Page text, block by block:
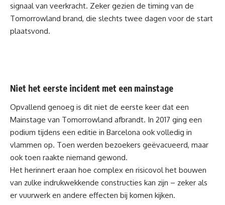
signaal van veerkracht. Zeker gezien de timing van de
Tomorrowland brand, die slechts twee dagen voor de start
plaatsvond.
Niet het eerste incident met een mainstage
Opvallend genoeg is dit niet de eerste keer dat een
Mainstage van Tomorrowland afbrandt. In 2017 ging een
podium tijdens een editie in Barcelona ook volledig in
vlammen op. Toen werden bezoekers geëvacueerd, maar
ook toen raakte niemand gewond.
Het herinnert eraan hoe complex en risicovol het bouwen
van zulke indrukwekkende constructies kan zijn – zeker als
er vuurwerk en andere effecten bij komen kijken.